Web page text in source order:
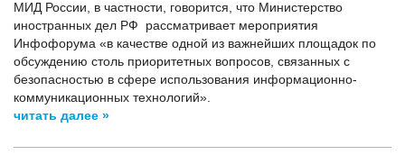
МИД России, в частности, говорится, что Министерство
иностранных дел РФ рассматривает мероприятия
Инфофорума «в качестве одной из важнейших площадок по
обсуждению столь приоритетных вопросов, связанных с
безопасностью в сфере использования информационно-
коммуникационных технологий».
читать далее »